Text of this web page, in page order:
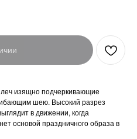
изящно подчеркивающие
шею. Высокий разрез
в движении, когда
основой праздничного образа в